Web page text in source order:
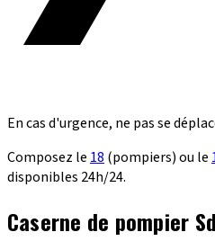
En cas d'urgence, ne pas se
Composez le 18 (pompiers) ou le
disponibles 24h/24.
Caserne de pompier